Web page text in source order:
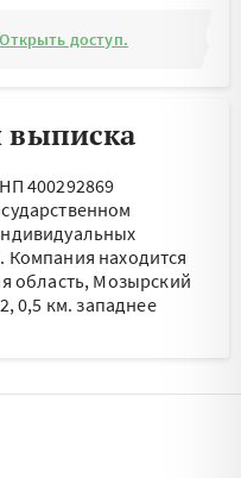
Открыть доступ.
400292869
Компания находится
область, Мозырский
0,5 км. западнее